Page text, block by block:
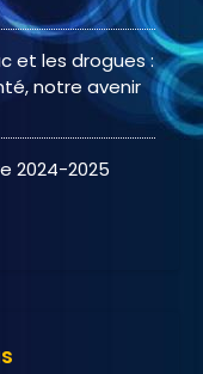
et les drogues :
notre avenir
2024-2025